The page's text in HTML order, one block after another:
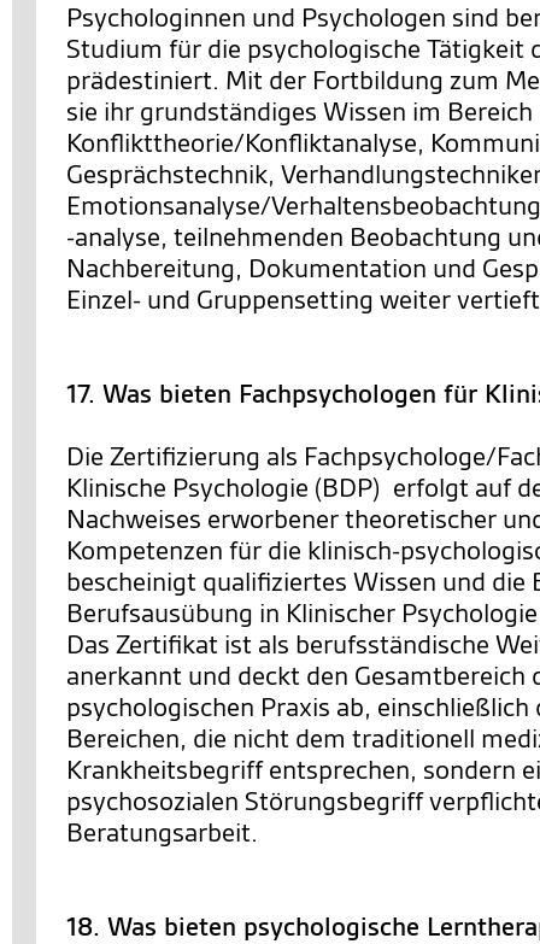
Psychologinnen und Psychologen sind
Studium für die psychologische Tätigkeit
prädestiniert. Mit der Fortbildung zum
sie ihr grundständiges Wissen im Bereich
Konflikttheorie/Konfliktanalyse,
Gesprächstechnik,
Emotionsanalyse/
-analyse, teilnehmenden Beobachtung
Nachbereitung, Dokumentation und
Einzel- und Gruppensetting weiter
17. Was bieten Fachpsychologen für
Die Zertifizierung als Fachpsychologe/
Klinische Psychologie (BDP) erfolgt auf
Nachweises erworbener theoretischer
Kompetenzen für die klinisch-
bescheinigt qualifiziertes Wissen und die
Berufsausübung in Klinischer
Das Zertifikat ist als berufsständische
anerkannt und deckt den Gesamtbereich
psychologischen Praxis ab,
Bereichen, die nicht dem traditionell
Krankheitsbegriff entsprechen, sondern
psychosozialen Störungsbegriff
Beratungsarbeit.
18. Was bieten psychologische